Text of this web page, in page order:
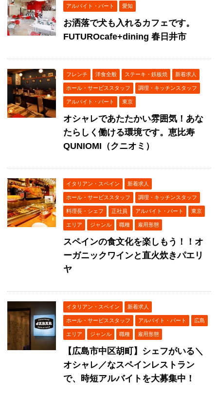
アルバイト・パート 愛知
お洒落で犬も入れるカフェです。
FUTUROcafe+dining 春日井市
フレンチ 洋食全般 ステーキ・鉄板焼 新着求人
ホール・サービススタッフ 調理・キッチンスタッフ
アルバイト・パート 東京
オシャレであたたかい雰囲気！あな
たらしく働ける環境です。恵比寿
QUNIOMI（クニオミ）
イタリアン・スペイン 新着求人
ホール・サービススタッフ 調理・キッチンスタッフ
料理長・シェフ 正社員 アルバイト・パート 東京
エリア ジャンル 職種 雇用形態
スペインの食文化を楽しもう！！オ
ーガニックワインと直火炊きパエリ
ヤ
イタリアン・スペイン 新着求人
ホール・サービススタッフ アルバイト・パート 広島
エリア ジャンル 職種 雇用形態
【広島市中区胡町】シェフがいる＼
オシャレ／なスペインレストラン
で、時短アルバイトを大募集中！